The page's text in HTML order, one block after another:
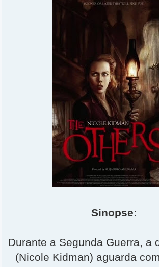
Sinopse:
Durante a Segunda Guerra, a
(Nicole Kidman) aguarda